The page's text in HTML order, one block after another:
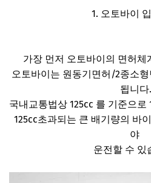
1. 오토바이
가장 먼저 오토바이의 면허체
오토바이는 원동기면허/2종소
됩니다.
국내교통법상 125cc 를 기준으
125cc초과되는 큰 배기량의 바
야
운전할 수 있